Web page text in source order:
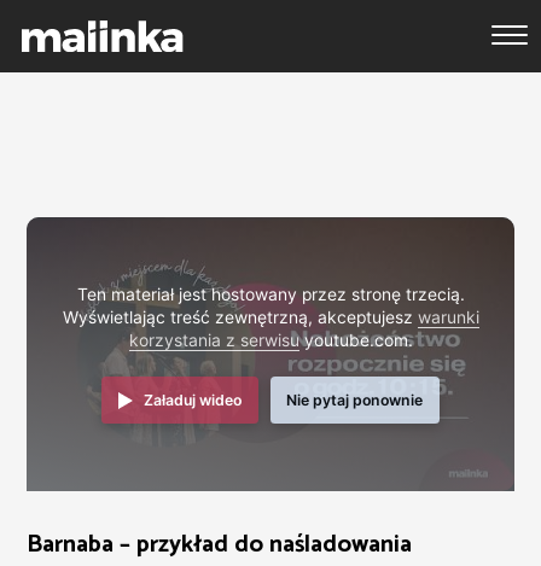
Ten materiał jest hostowany przez stronę trzecią.
Wyświetlając treść zewnętrzną, akceptujesz warunki
korzystania z serwisuyoutube.com.
Załaduj wideo Nie pytaj ponownie
Barnaba – przykład do naśladowania